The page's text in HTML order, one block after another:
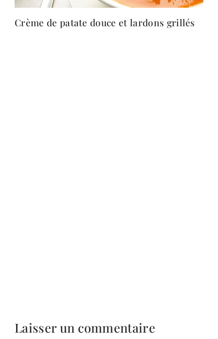
Crème de patate douce et lardons grillés
Laisser un commentaire